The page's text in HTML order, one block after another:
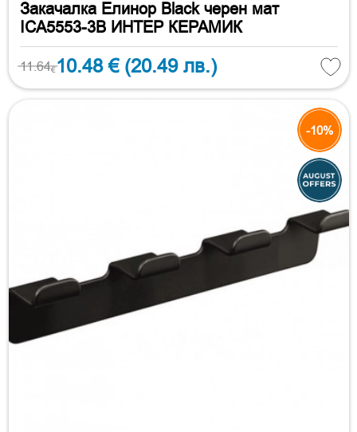
Закачалка Елинор Black черен мат
ICA5553-3B ИНТЕР КЕРАМИК
11.64€10.48 € (20.49 лв.)
-10%